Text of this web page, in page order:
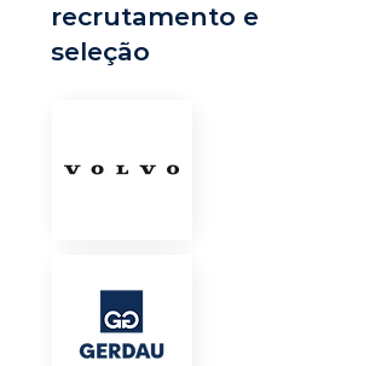
recrutamento e
seleção